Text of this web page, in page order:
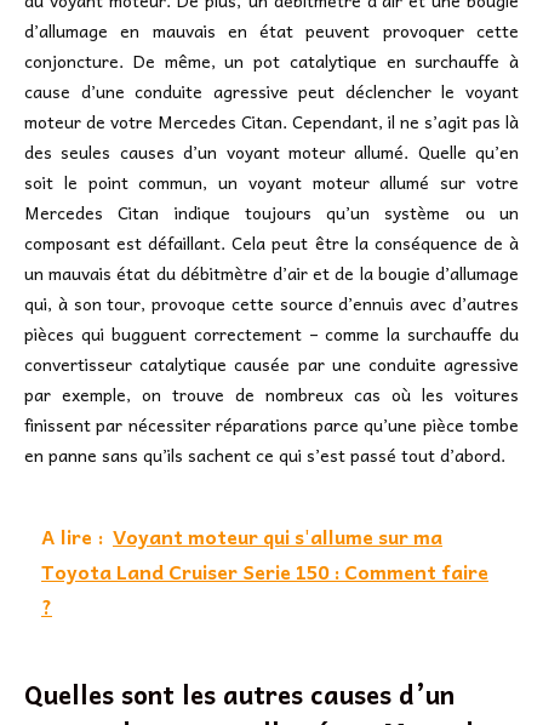
d’allumage en mauvais en état peuvent provoquer cette
conjoncture. De même, un pot catalytique en surchauffe à
cause d’une conduite agressive peut déclencher le voyant
moteur de votre Mercedes Citan. Cependant, il ne s’agit pas là
des seules causes d’un voyant moteur allumé. Quelle qu’en
soit le point commun, un voyant moteur allumé sur votre
Mercedes Citan indique toujours qu’un système ou un
composant est défaillant. Cela peut être la conséquence de à
un mauvais état du débitmètre d’air et de la bougie d’allumage
qui, à son tour, provoque cette source d’ennuis avec d’autres
pièces qui bugguent correctement – comme la surchauffe du
convertisseur catalytique causée par une conduite agressive
par exemple, on trouve de nombreux cas où les voitures
finissent par nécessiter réparations parce qu’une pièce tombe
en panne sans qu’ils sachent ce qui s’est passé tout d’abord.
A lire : Voyant moteur qui s'allume sur ma
Toyota Land Cruiser Serie 150 : Comment faire
?
Quelles sont les autres causes d’un